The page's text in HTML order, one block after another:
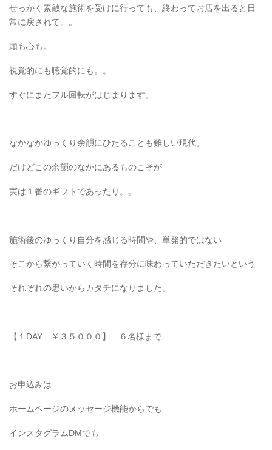
せっかく素敵な施術を受けに行っても、終わってお店を出ると日
常に戻されて。。
頭も心も。
視覚的にも聴覚的にも。。
すぐにまたフル回転がはじまります。
なかなかゆっくり余韻にひたることも難しい現代。
だけどこの余韻のなかにあるものこそが
実は１番のギフトであったり。。
施術後のゆっくり自分を感じる時間や、単発的ではない
そこから繋がっていく時間を存分に味わっていただきたいという
それぞれの思いからカタチになりました。
【１DAY ￥３５０００】 ６名様まで
お申込みは
ホームページのメッセージ機能からでも
インスタグラムDMでも